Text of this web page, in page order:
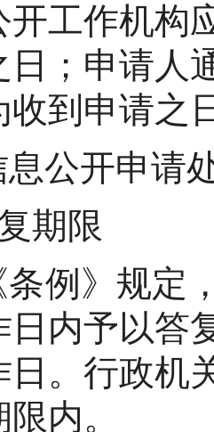
开工作机构
日；申请人
收到申请之
公开申请
期限
例》规定
日内予以答
日。行政机
内。